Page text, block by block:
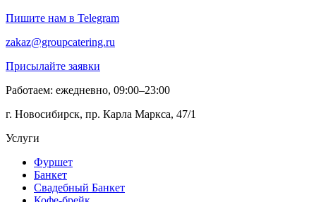
Пишите нам в Telegram
zakaz@groupcatering.ru
Присылайте заявки
Работаем: ежедневно, 09:00–23:00
г. Новосибирск, пр. Карла Маркса, 47/1
Услуги
Фуршет
Банкет
Свадебный Банкет